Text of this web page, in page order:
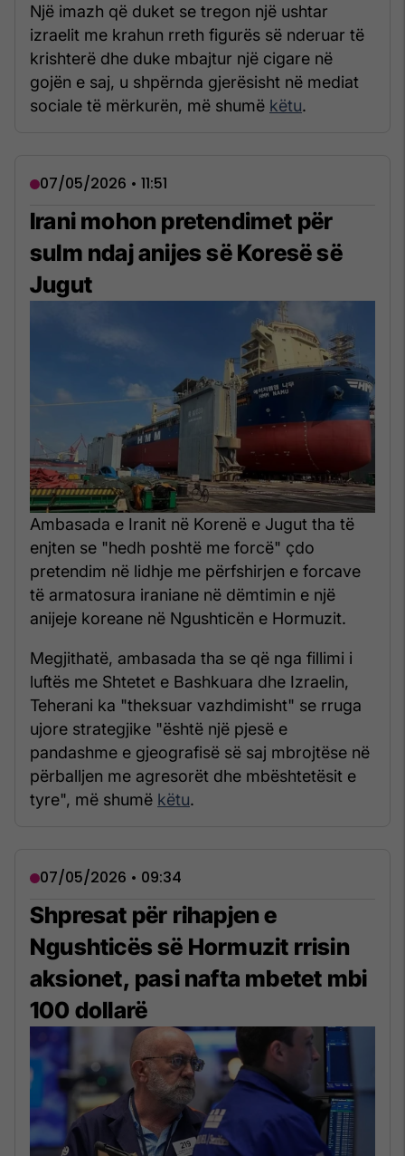
Një imazh që duket se tregon një ushtar
izraelit me krahun rreth figurës së nderuar të
krishterë dhe duke mbajtur një cigare në
gojën e saj, u shpërnda gjerësisht në mediat
sociale të mërkurën, më shumë këtu.
07/05/2026 • 11:51
Irani mohon pretendimet për
sulm ndaj anijes së Koresë së
Jugut
Ambasada e Iranit në Korenë e Jugut tha të
enjten se "hedh poshtë me forcë" çdo
pretendim në lidhje me përfshirjen e forcave
të armatosura iraniane në dëmtimin e një
anijeje koreane në Ngushticën e Hormuzit.
Megjithatë, ambasada tha se që nga fillimi i
luftës me Shtetet e Bashkuara dhe Izraelin,
Teherani ka "theksuar vazhdimisht" se rruga
ujore strategjike "është një pjesë e
pandashme e gjeografisë së saj mbrojtëse në
përballjen me agresorët dhe mbështetësit e
tyre", më shumë këtu.
07/05/2026 • 09:34
Shpresat për rihapjen e
Ngushticës së Hormuzit rrisin
aksionet, pasi nafta mbetet mbi
100 dollarë